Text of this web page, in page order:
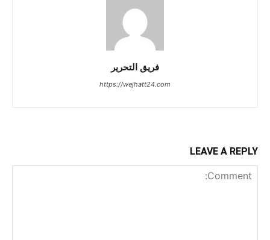
فريق التحرير
https://wejhatt24.com
LEAVE A REPLY